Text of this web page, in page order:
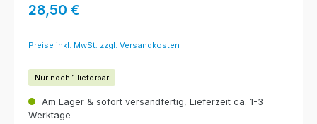
Regulärer Preis:
28,50 €
Preise inkl. MwSt. zzgl. Versandkosten
Nur noch 1 lieferbar
Am Lager & sofort versandfertig, Lieferzeit ca. 1-3
Werktage